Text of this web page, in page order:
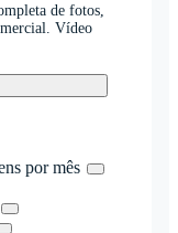
de fotos,
Vídeo
por mês